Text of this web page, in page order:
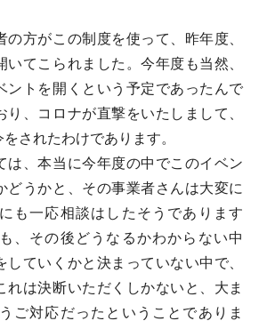
方がこの制度を使って、昨年度、
いてこられました。今年度も当然、
ントを開くという予定であったんで
り、コロナが直撃をいたしまして、
されたわけであります。
、本当に今年度の中でこのイベン
どうかと、その事業者さんは大変に
も一応相談はしたそうであります
、その後どうなるかわからない中
していくかと決まっていない中で、
れは決断いただくしかないと、大ま
ご対応だったということでありま